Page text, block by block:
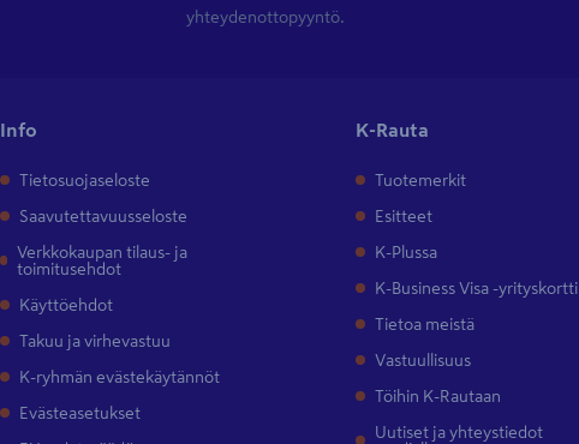
yhteydenottopyyntö.
Info
Tietosuojaseloste
Saavutettavuusseloste
Verkkokaupan tilaus- ja
toimitusehdot
Käyttöehdot
Takuu ja virhevastuu
K-ryhmän evästekäytännöt
Evästeasetukset
K-Rauta
Tuotemerkit
Esitteet
K-Plussa
K-Business Visa -yrityskortti
Tietoa meistä
Vastuullisuus
Töihin K-Rautaan
Uutiset ja yhteystiedot